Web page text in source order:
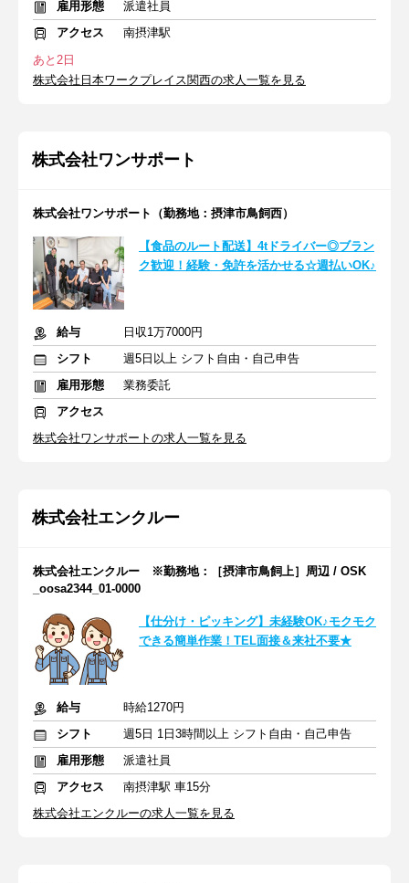
雇用形態
派遣社員
アクセス
南摂津駅
あと2日
株式会社日本ワークプレイス関西の求人一覧を見る
株式会社ワンサポート
株式会社ワンサポート（勤務地：摂津市鳥飼西）
【食品のルート配送】4tドライバー◎ブラン
ク歓迎！経験・免許を活かせる☆週払いOK♪
給与
日収1万7000円
シフト
週5日以上 シフト自由・自己申告
雇用形態
業務委託
アクセス
株式会社ワンサポートの求人一覧を見る
株式会社エンクルー
株式会社エンクルー ※勤務地：［摂津市鳥飼上］周辺 / OSK
_oosa2344_01-0000
【仕分け・ピッキング】未経験OK♪モクモク
できる簡単作業！TEL面接＆来社不要★
給与
時給1270円
シフト
週5日 1日3時間以上 シフト自由・自己申告
雇用形態
派遣社員
アクセス
南摂津駅 車15分
株式会社エンクルーの求人一覧を見る